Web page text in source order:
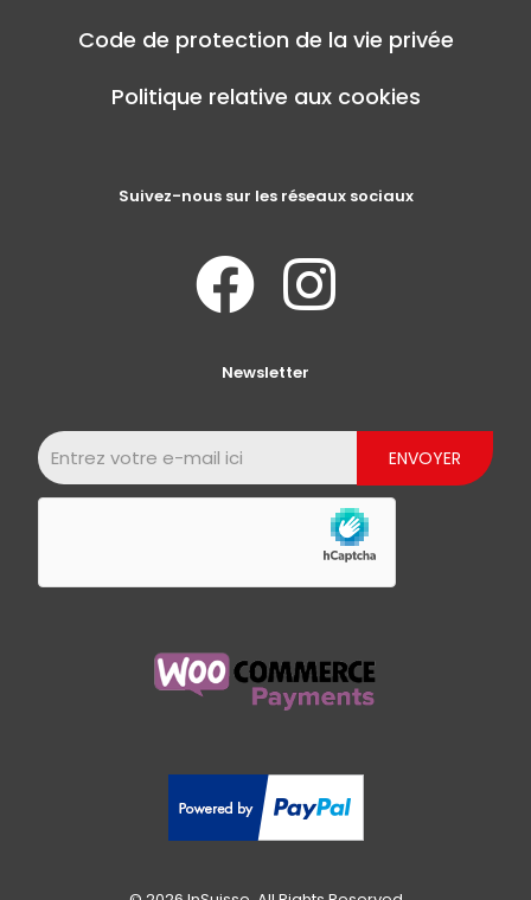
Code de protection de la vie privée
Politique relative aux cookies
Suivez-nous sur les réseaux sociaux
Newsletter